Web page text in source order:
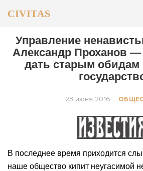
CIVITAS
ОБЩЕСТВО
Управление
Александр Проханов —
дать старым обидам
23 июня 2016
В последнее время приходится
наше общество кипит неугасимой